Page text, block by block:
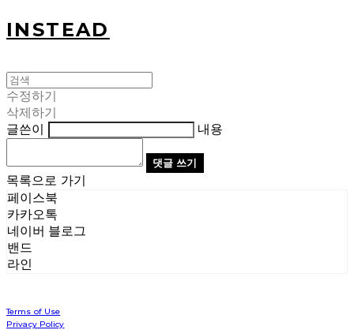
INSTEAD
수정하기
삭제하기
글쓴이
내용
댓글 쓰기
목록으로 가기
페이스북
카카오톡
네이버 블로그
밴드
라인
Terms of Use
Privacy Policy